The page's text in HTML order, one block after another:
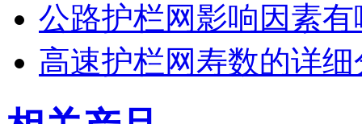
公路护栏网影响因素
高速护栏网寿数的详细